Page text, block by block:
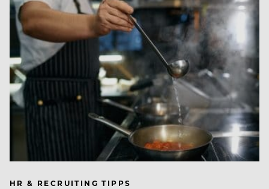
HR & RECRUITING TIPPS